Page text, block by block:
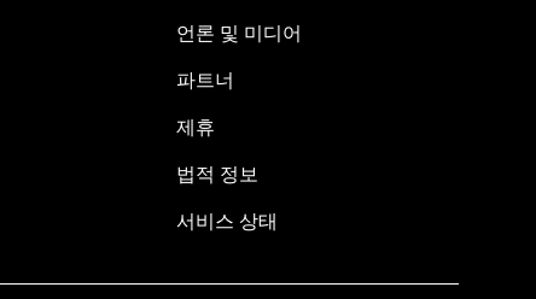
언론 및 미디어
파트너
제휴
법적 정보
서비스 상태